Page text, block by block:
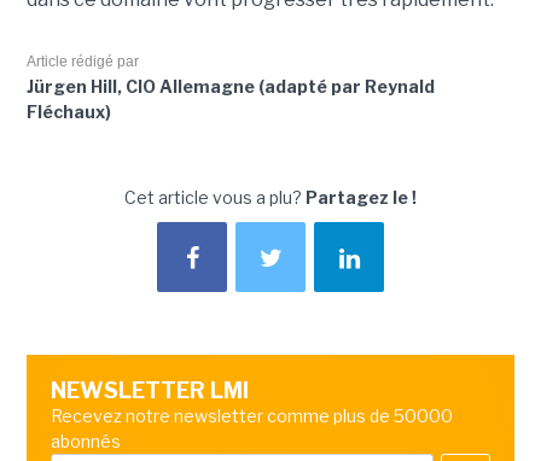
Article rédigé par
Jürgen Hill, CIO Allemagne (adapté par Reynald
Fléchaux)
Cet article vous a plu? Partagez le !
NEWSLETTER LMI
Recevez notre newsletter comme plus de 50000
abonnés